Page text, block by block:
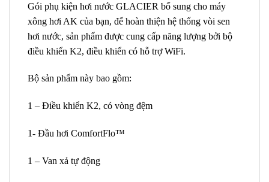
Gói phụ kiện hơi nước GLACIER bổ sung cho máy
xông hơi AK của bạn, để hoàn thiện hệ thống vòi sen
hơi nước, sản phẩm được cung cấp năng lượng bởi bộ
điều khiển K2, điều khiển có hỗ trợ WiFi.
Bộ sản phẩm này bao gồm:
1 – Điều khiển K2, có vòng đệm
1- Đầu hơi ComfortFlo™
1 – Van xả tự động